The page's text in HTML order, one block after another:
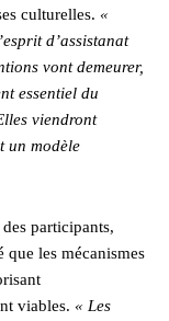
culturelles. «
d’assistanat
vont demeurer,
essentiel du
viendront
un modèle
participants,
que les mécanismes
viables. « Les